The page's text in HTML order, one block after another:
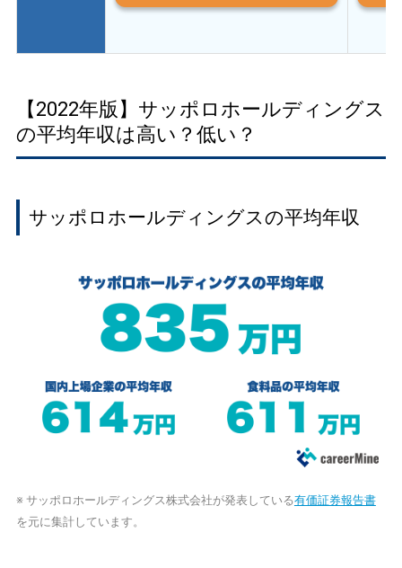
【2022年版】サッポロホールディングス
の平均年収は高い？低い？
サッポロホールディングスの平均年収
※ サッポロホールディングス株式会社が発表している有価証券報告書
を元に集計しています。